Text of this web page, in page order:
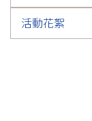
活動花絮